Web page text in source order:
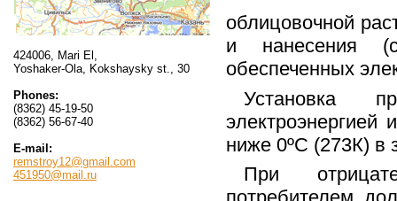
424006, Mari El,
Yoshaker-Ola, Kokshaysky st., 30
Phones:
(8362) 45-19-50
(8362) 56-67-40
E-mail:
remstroy12@gmail.com
451950@mail.ru
облицовочной
и нанесения
обеспеченных
Установка
ниже 0ºС (273К) в
При